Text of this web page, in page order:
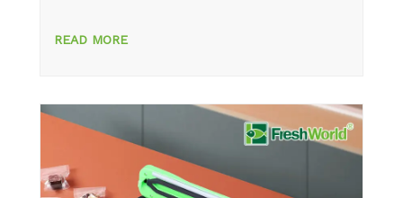
READ MORE